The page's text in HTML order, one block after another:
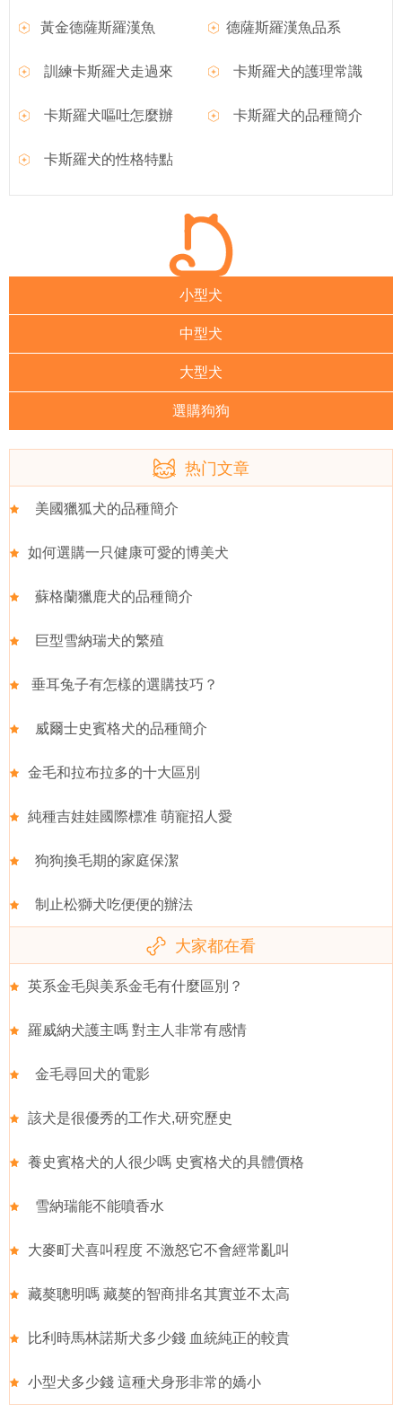
黃金德薩斯羅漢魚 德薩斯羅漢魚品系
訓練卡斯羅犬走過來 卡斯羅犬的護理常識
卡斯羅犬嘔吐怎麼辦 卡斯羅犬的品種簡介
卡斯羅犬的性格特點
小型犬
中型犬
大型犬
選購狗狗
热门文章
美國獵狐犬的品種簡介
如何選購一只健康可愛的博美犬
蘇格蘭獵鹿犬的品種簡介
巨型雪納瑞犬的繁殖
垂耳兔子有怎樣的選購技巧？
威爾士史賓格犬的品種簡介
金毛和拉布拉多的十大區別
純種吉娃娃國際標准 萌寵招人愛
狗狗換毛期的家庭保潔
制止松獅犬吃便便的辦法
大家都在看
英系金毛與美系金毛有什麼區別？
羅威納犬護主嗎 對主人非常有感情
金毛尋回犬的電影
該犬是很優秀的工作犬,研究歷史
養史賓格犬的人很少嗎 史賓格犬的具體價格
雪納瑞能不能噴香水
大麥町犬喜叫程度 不激怒它不會經常亂叫
藏獒聰明嗎 藏獒的智商排名其實並不太高
比利時馬林諾斯犬多少錢 血統純正的較貴
小型犬多少錢 這種犬身形非常的嬌小